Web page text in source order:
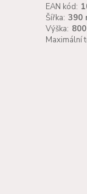
EAN kód:
Šířka: 390
Výška:
Maximální